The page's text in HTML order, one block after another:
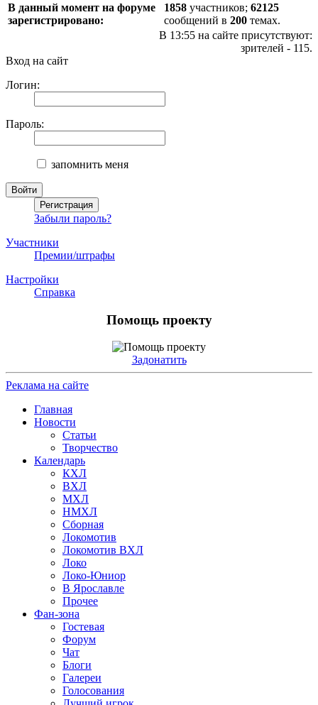
В данный момент на форуме
зарегистрировано:
1858 участников; 62125
сообщений в 200 темах.
В 13:55 на сайте присутствуют:
зрителей - 115.
Вход на сайт
Логин:
Пароль:
запомнить меня
Забыли пароль?
Участники
Премии/штрафы
Настройки
Справка
Помощь проекту
Задонатить
Реклама на сайте
Главная
Новости
Статьи
Творчество
Календарь
КХЛ
ВХЛ
МХЛ
НМХЛ
Сборная
Локомотив
Локомотив ВХЛ
Локо
Локо-Юниор
В Ярославле
Прочее
Фан-зона
Гостевая
Форум
Чат
Блоги
Галереи
Голосования